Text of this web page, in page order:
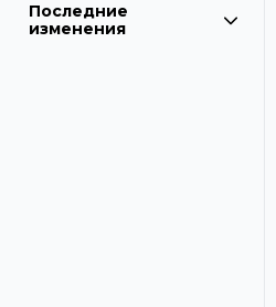
Последние
изменения